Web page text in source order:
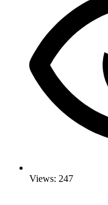
Views: 247